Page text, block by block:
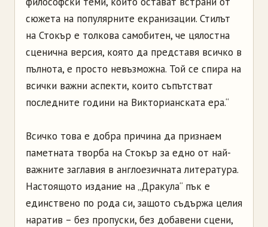
сюжета на популярните екранизации. Стилът
на Стокър е толкова самобитен, че цялостна
сценична версия, която да представя всичко в
пълнота, е просто невъзможна. Той се спира на
всички важни аспекти, които съпътстват
последните години на Викторианската ера.“
Всичко това е добра причина да признаем
паметната творба на Стокър за едно от най-
важните заглавия в англоезичната литература.
Настоящото издание на „Дракула“ пък е
единствено по рода си, защото съдържа целия
наратив – без пропуски, без добавени сцени,